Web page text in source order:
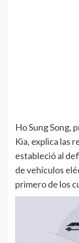
Ho Sung Song,
Kia, explica las
estableció al
de vehículos
primero de los